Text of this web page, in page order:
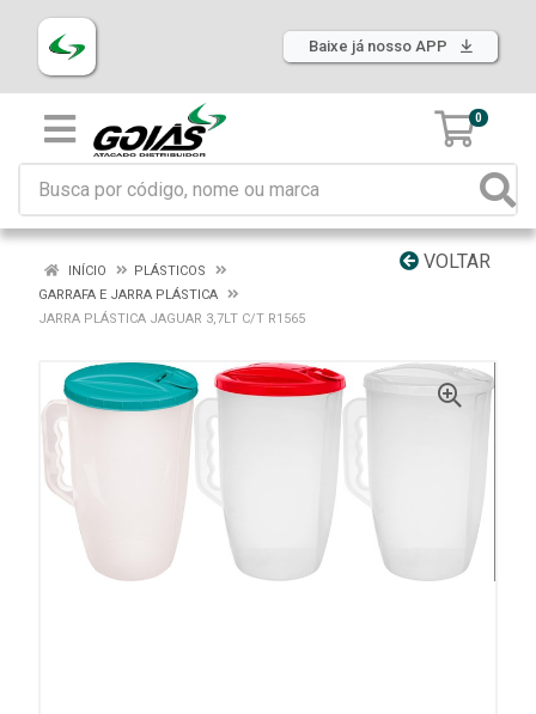
Baixe já nosso APP
0
VOLTAR
INÍCIO
PLÁSTICOS
GARRAFA E JARRA PLÁSTICA
JARRA PLÁSTICA JAGUAR 3,7LT C/T R1565